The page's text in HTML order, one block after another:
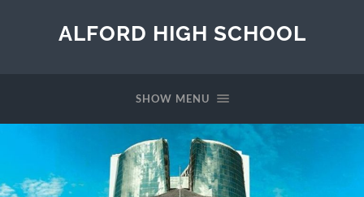
ALFORD HIGH SCHOOL
SHOW MENU